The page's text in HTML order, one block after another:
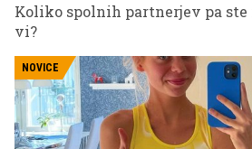
Koliko spolnih partnerjev pa
vi?
NOVICE